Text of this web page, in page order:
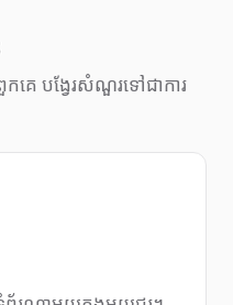
គេ បង្វែរសំណួរទៅជាការ